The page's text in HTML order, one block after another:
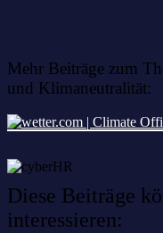
Mehr Beiträge zum
und Klimaneutralität:
Diese Beiträge
interessieren: